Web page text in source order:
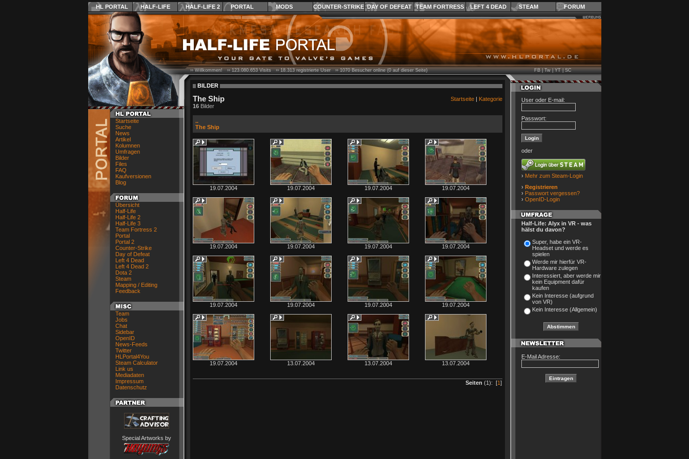
HL PORTAL HALF-LIFE HALF-LIFE 2 PORTAL MODS COUNTER-STRIKE DAY OF DEFEAT TEAM FORTRESS LEFT 4 DEAD STEAM FORUM
Startseite
Suche
News
Artikel
Kolumnen
Umfragen
Bilder
Files
FAQ
Kaufversionen
Blog
Übersicht
Half-Life
Half-Life 2
Half-Life 3
Team Fortress 2
Portal
Portal 2
Counter-Strike
Day of Defeat
Left 4 Dead
Left 4 Dead 2
Dota 2
Steam
Mapping / Editing
Feedback
Team
Jobs
Chat
Sidebar
OpenID
News-Feeds
Twitter
HLPortal4You
Steam Calculator
Link us
Mediadaten
Impressum
Datenschutz
Special Artworks by
›› Willkommen! ››123.080.653Visits ››18.313registrierte User ››1070Besucher online (0 auf dieser Seite)
BILDER
The Ship Startseite| Kategorie
16Bilder
..
The Ship
19.07.2004 19.07.2004 19.07.2004 19.07.2004
19.07.2004 19.07.2004 19.07.2004 19.07.2004
19.07.2004 19.07.2004 19.07.2004 19.07.2004
19.07.2004 13.07.2004 13.07.2004 13.07.2004
Seiten (1): [1]
FB|Tw|YT|SC
User oder E-mail:
Passwort:
oder
› Mehr zum Steam-Login
› Registrieren
› Passwort vergessen?
› OpenID-Login
Half-Life: Alyx in VR - was
hälst du davon?
Super, habe ein VR-
Headset und werde es
spielen
Werde mir hierfür VR-
Hardware zulegen
Interessiert, aber werde mir
kein Equipment dafür
kaufen
Kein Interesse (aufgrund
von VR)
Kein Interesse (Allgemein)
E-Mail Adresse: